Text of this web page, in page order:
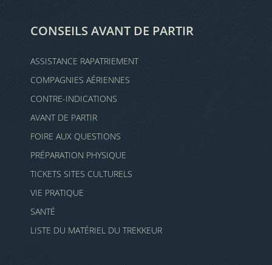
CONSEILS AVANT DE PARTIR
ASSISTANCE RAPATRIEMENT
COMPAGNIES AÉRIENNES
CONTRE-INDICATIONS
AVANT DE PARTIR
FOIRE AUX QUESTIONS
PRÉPARATION PHYSIQUE
TICKETS SITES CULTURELS
VIE PRATIQUE
SANTÉ
LISTE DU MATÉRIEL DU TREKKEUR